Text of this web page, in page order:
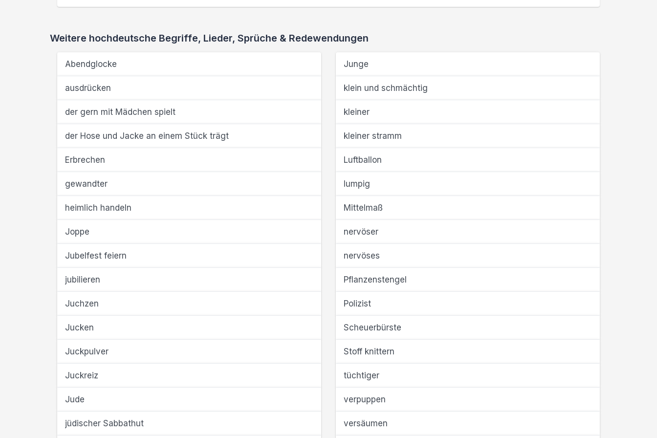
Weitere hochdeutsche Begriffe, Lieder, Sprüche & Redewendungen
Abendglocke
ausdrücken
der gern mit Mädchen spielt
der Hose und Jacke an einem Stück trägt
Erbrechen
gewandter
heimlich handeln
Joppe
Jubelfest feiern
jubilieren
Juchzen
Jucken
Juckpulver
Juckreiz
Jude
jüdischer Sabbathut
Junge
klein und schmächtig
kleiner
kleiner stramm
Luftballon
lumpig
Mittelmaß
nervöser
nervöses
Pflanzenstengel
Polizist
Scheuerbürste
Stoff knittern
tüchtiger
verpuppen
versäumen